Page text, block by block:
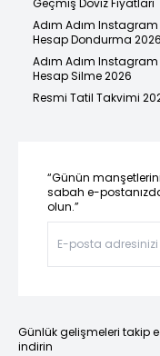
Geçmiş Döviz Fiyatları
Adım Adım Instagram
Hesap Dondurma 2026
Adım Adım Instagram
Hesap Silme 2026
Resmi Tatil Takvimi
“Günün
sabah e-
olun.”
Günlük gelişmeleri takip
indirin